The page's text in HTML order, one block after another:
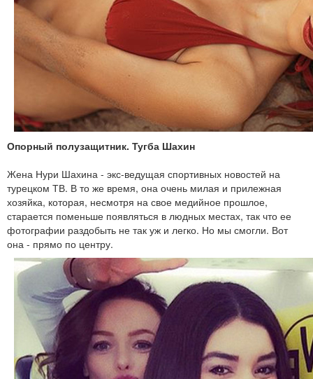
Опорный полузащитник. Тугба Шахин
Жена Нури Шахина - экс-ведущая спортивных новостей на
турецком ТВ. В то же время, она очень милая и прилежная
хозяйка, которая, несмотря на свое медийное прошлое,
старается поменьше появляться в людных местах, так что ее
фотографии раздобыть не так уж и легко. Но мы смогли. Вот
она - прямо по центру.